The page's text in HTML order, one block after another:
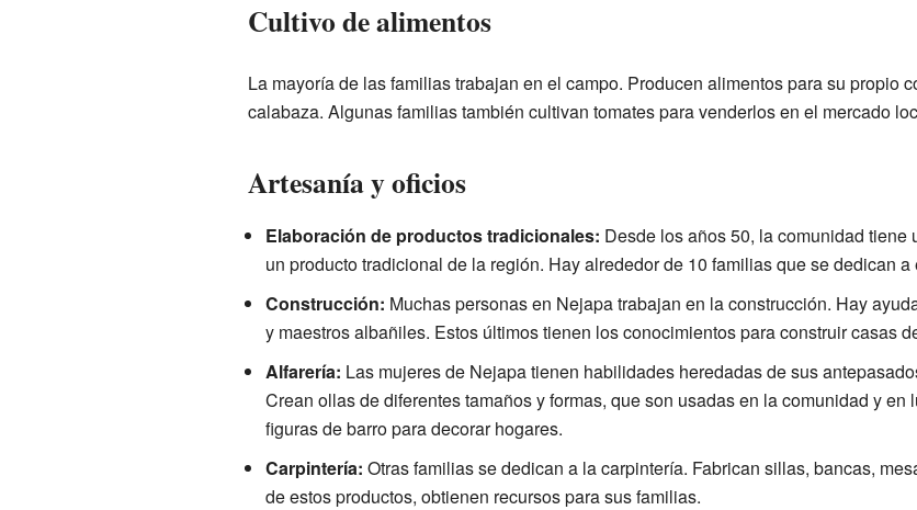
Cultivo de alimentos
La mayoría de las familias trabajan en el campo. Producen alimentos para su propio
calabaza. Algunas familias también cultivan tomates para venderlos en el mercado
Artesanía y oficios
Elaboración de productos tradicionales: Desde los años 50, la comunidad
un producto tradicional de la región. Hay alrededor de 10 familias que se dedican a
Construcción: Muchas personas en Nejapa trabajan en la construcción. Hay
y maestros albañiles. Estos últimos tienen los conocimientos para construir casas
Alfarería: Las mujeres de Nejapa tienen habilidades heredadas de sus
Crean ollas de diferentes tamaños y formas, que son usadas en la comunidad y en
figuras de barro para decorar hogares.
Carpintería: Otras familias se dedican a la carpintería. Fabrican sillas, bancas,
de estos productos, obtienen recursos para sus familias.